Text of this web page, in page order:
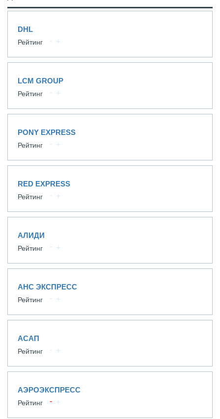
DHL
Рейтинг
LCM GROUP
Рейтинг
PONY EXPRESS
Рейтинг
RED EXPRESS
Рейтинг
АЛИДИ
Рейтинг
АНС ЭКСПРЕСС
Рейтинг
АСАП
Рейтинг
АЭРОЭКСПРЕСС
Рейтинг